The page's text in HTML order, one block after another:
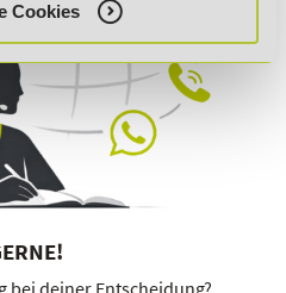
Cookies